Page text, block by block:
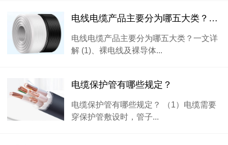
电线电缆产品主要分为哪五大类？一文详解
电线电缆产品主要分为哪五大类？一文详
解 (1)、裸电线及裸导体...
电缆保护管有哪些规定？
电缆保护管有哪些规定？ （1）电缆需要
穿保护管敷设时，管子...